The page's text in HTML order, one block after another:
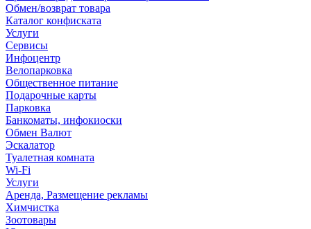
Обмен/возврат товара
Каталог конфиската
Услуги
Сервисы
Инфоцентр
Велопарковка
Общественное питание
Подарочные карты
Парковка
Банкоматы, инфокиоски
Обмен Валют
Эскалатор
Туалетная комната
Wi-Fi
Услуги
Аренда, Размещение рекламы
Химчистка
Зоотовары